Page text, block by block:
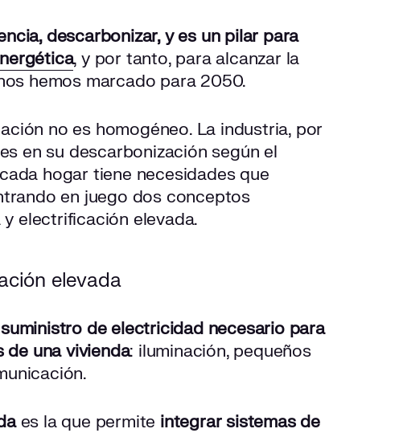
descarbonizar, y es un pilar para
, y por tanto, para alcanzar la
hemos marcado para 2050.
no es homogéneo. La industria, por
en su descarbonización según el
hogar tiene necesidades que
en juego dos conceptos
electrificación elevada.
elevada
suministro de electricidad necesario para
de una vivienda: iluminación, pequeños
es la que permite integrar sistemas de